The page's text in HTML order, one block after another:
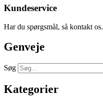
Kundeservice
Har du spørgsmål, så kontakt os.
Genveje
Søg
Kategorier